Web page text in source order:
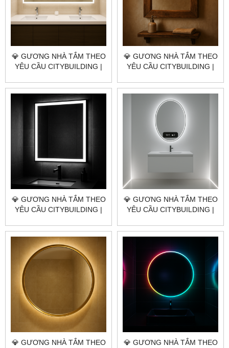
💎 GƯƠNG NHÀ TẮM THEO
YÊU CẦU CITYBUILDING |
GIÁ GƯƠNG NHÀ TẮM XÃ
XUYÊN MỘC TP.HCM
💎 GƯƠNG NHÀ TẮM THEO
YÊU CẦU CITYBUILDING |
GIÁ GƯƠNG NHÀ TẮM XÃ
HỒ TRÀM TP.HCM
💎 GƯƠNG NHÀ TẮM THEO
YÊU CẦU CITYBUILDING |
GIÁ GƯƠNG NHÀ TẮM XÃ
NGHĨA THÀNH TP.HCM
💎 GƯƠNG NHÀ TẮM THEO
YÊU CẦU CITYBUILDING |
GIÁ GƯƠNG NHÀ TẮM XÃ
💎 GƯƠNG NHÀ TẮM THEO
💎 GƯƠNG NHÀ TẮM THEO